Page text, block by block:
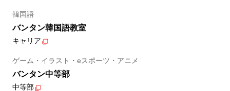
韓国語
バンタン韓国語教室
キャリア
ゲーム・イラスト・eスポーツ・アニメ
バンタン中等部
中等部